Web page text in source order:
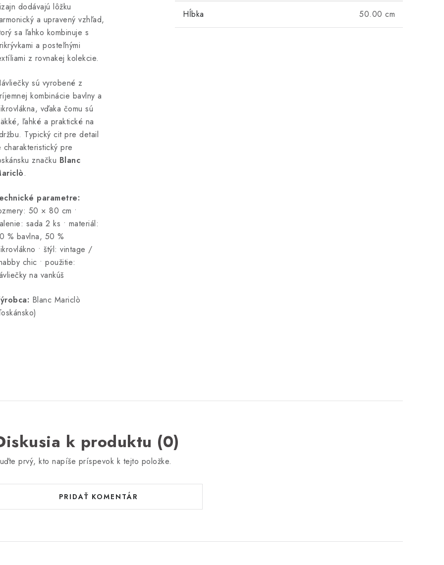
dodávajú lôžku
a upravený vzhľad,
sa ľahko kombinuje s
a posteľnými
z rovnakej kolekcie.
sú vyrobené z
kombinácie bavlny a
vďaka čomu sú
ľahké a praktické na
Typický cit pre detail
charakteristický pre
značku Blanc
.
parametre:
50 × 80 cm •
sada 2 ks • materiál:
% bavlna, 50 %
• štýl: vintage /
chic • použitie:
na vankúš
Blanc Mariclò
Hĺbka 50.00 cm
k produktu (0)
prvý, kto napíše príspevok k tejto položke.
PRIDAŤ KOMENTÁR